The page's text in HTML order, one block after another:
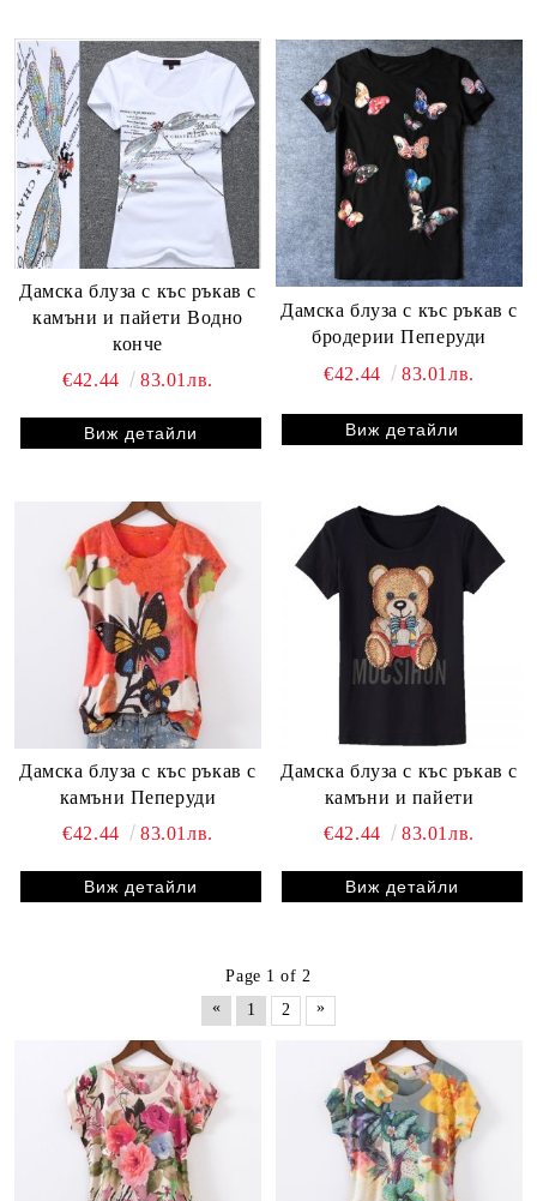
Дамска блуза с къс ръкав с
камъни и пайети Водно
конче
€42.44
83.01лв.
Виж детайли
Дамска блуза с къс ръкав с
бродерии Пеперуди
€42.44
83.01лв.
Виж детайли
Дамска блуза с къс ръкав с
камъни Пеперуди
€42.44
83.01лв.
Виж детайли
Дамска блуза с къс ръкав с
камъни и пайети
€42.44
83.01лв.
Виж детайли
Page 1 of 2
«
1 2 »